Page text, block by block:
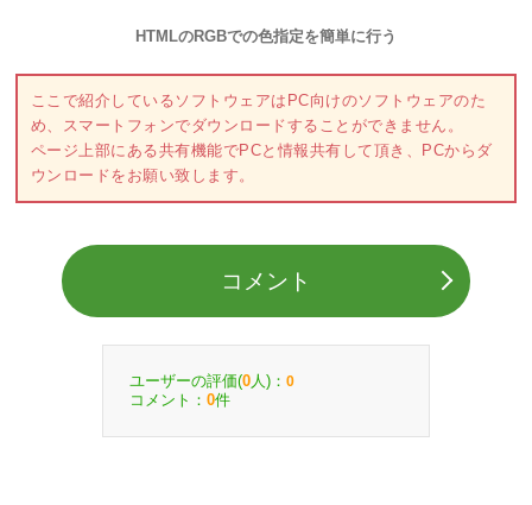
HTMLのRGBでの色指定を簡単に行う
ここで紹介しているソフトウェアはPC向けのソフトウェアのた
め、スマートフォンでダウンロードすることができません。
ページ上部にある共有機能でPCと情報共有して頂き、PCからダ
ウンロードをお願い致します。
コメント
ユーザーの評価(0 人)： 0
コメント： 0件